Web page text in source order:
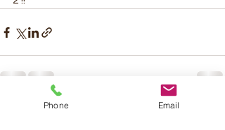
Posts récents
Phone Email